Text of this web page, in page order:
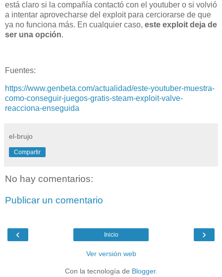
está claro si la compañía contactó con el youtuber o si volvió
a intentar aprovecharse del exploit para cerciorarse de que
ya no funciona más. En cualquier caso, este exploit deja de
ser una opción.
Fuentes:
https://www.genbeta.com/actualidad/este-youtuber-muestra-
como-conseguir-juegos-gratis-steam-exploit-valve-
reacciona-enseguida
el-brujo
Compartir
No hay comentarios:
Publicar un comentario
‹ ›
Inicio
Ver versión web
Con la tecnología de Blogger.